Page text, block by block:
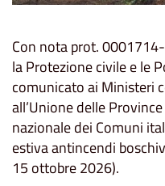
Con nota prot.
la Protezione civile e le
comunicato ai Ministeri
all’Unione delle
nazionale dei Comuni
estiva antincendi
15 ottobre 2026).